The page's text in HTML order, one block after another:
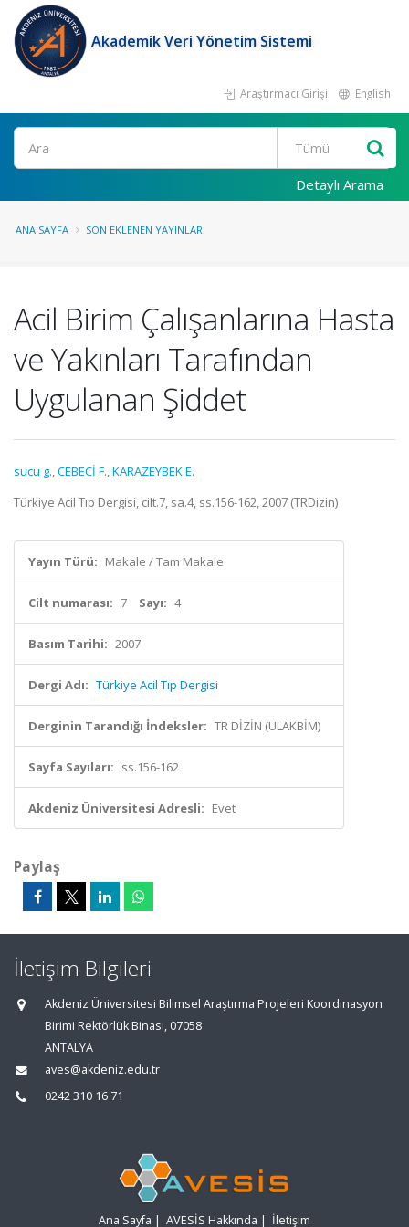
Akademik Veri Yönetim Sistemi
Araştırmacı Girişi English
Ara
Detaylı Arama
ANA SAYFA SON EKLENEN YAYINLAR
Acil Birim Çalışanlarına Hasta
ve Yakınları Tarafından
Uygulanan Şiddet
sucu g.,CEBECİ F.,KARAZEYBEK E.
Türkiye Acil Tıp Dergisi, cilt.7, sa.4, ss.156-162, 2007 (TRDizin)
Yayın Türü: Makale / Tam Makale
Cilt numarası: 7 Sayı: 4
Basım Tarihi: 2007
Dergi Adı: Türkiye Acil Tıp Dergisi
Derginin Tarandığı İndeksler: TR DİZİN (ULAKBİM)
Sayfa Sayıları: ss.156-162
Akdeniz Üniversitesi Adresli: Evet
Paylaş
İletişim Bilgileri
Akdeniz Üniversitesi Bilimsel Araştırma Projeleri Koordinasyon
Birimi Rektörlük Binası, 07058
ANTALYA
aves@akdeniz.edu.tr
0242 310 16 71
Ana Sayfa | AVESİS Hakkında | İletişim